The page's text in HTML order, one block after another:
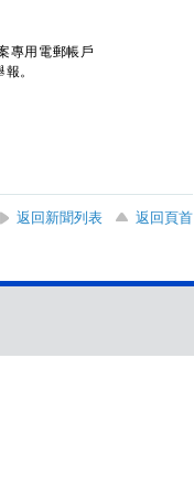
專用電郵帳戶
報。
返回新聞列表
返回頁首